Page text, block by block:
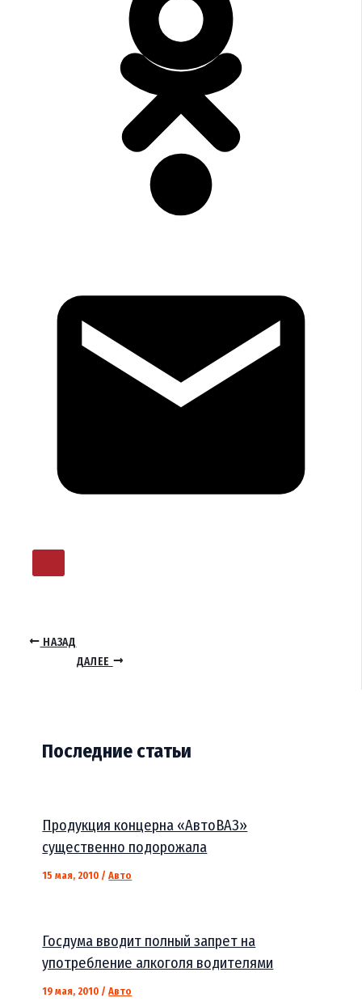
НАЗАД
ДАЛЕЕ
Последние статьи
Продукция концерна «АвтоВАЗ»
существенно подорожала
15 мая, 2010 /Авто
Госдума вводит полный запрет на
употребление алкоголя водителями
19 мая, 2010 /Авто